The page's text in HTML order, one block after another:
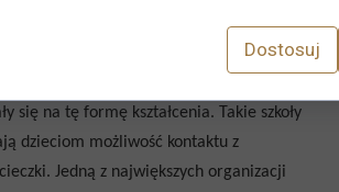
programowej przewidzianej dla danej
wybrać placówkę publiczną, ale
się na tę formę kształcenia. Takie szkoły
dzieciom możliwość kontaktu z
Jedną z największych organizacji
Dostosuj